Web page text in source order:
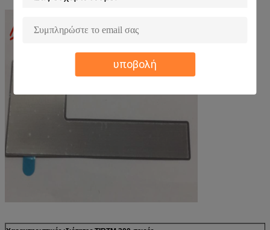
υποβολή
Piranha wroof και κοινή οδηγημένη ενότητα
Ενότητα των οδηγήσεων SMD
Λουρίδα Flesible οδηγήσεων, φραγμός των